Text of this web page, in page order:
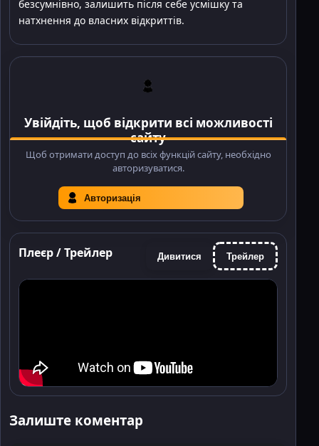
безсумнівно, залишить після себе усмішку та
натхнення до власних відкриттів.
Увійдіть, щоб відкрити всі можливості
сайту
Щоб отримати доступ до всіх функцій сайту, необхідно
авторизуватися.
Авторизація
Плеєр / Трейлер Дивитися Трейлер
Залиште коментар